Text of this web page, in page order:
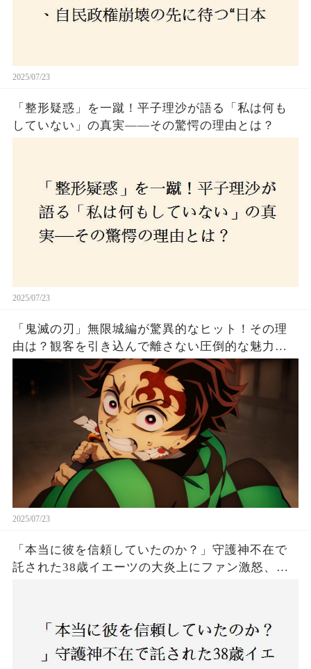
2025/07/23
「整形疑惑」を一蹴！平子理沙が語る「私は何も
していない」の真実——その驚愕の理由とは？
2025/07/23
「鬼滅の刃」無限城編が驚異的なヒット！その理
由は？観客を引き込んで離さない圧倒的な魅力と
2025/07/23
「本当に彼を信頼していたのか？」守護神不在で
託された38歳イエーツの大炎上にファン激怒、ド